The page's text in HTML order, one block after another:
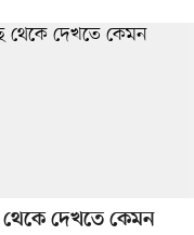
থেকে দেখতে কেমন